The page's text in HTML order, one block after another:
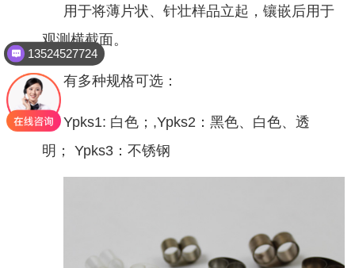
用于将薄片状、针壮样品立起，镶嵌后用于
观测横截面。
有多种规格可选：
Ypks1: 白色；,Ypks2：黑色、白色、透
明；Ypks3：不锈钢
13524527724